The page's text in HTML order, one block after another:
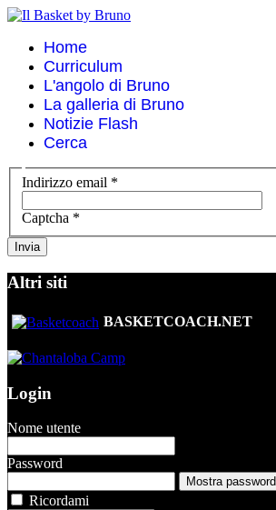
Home
Curriculum
L'angolo di Bruno
La galleria di Bruno
Notizie Flash
Cerca
Indirizzo email *
Captcha *
Invia
Altri siti
BASKETCOACH.NET
Login
Nome utente
Password
Mostra password
Ricordami